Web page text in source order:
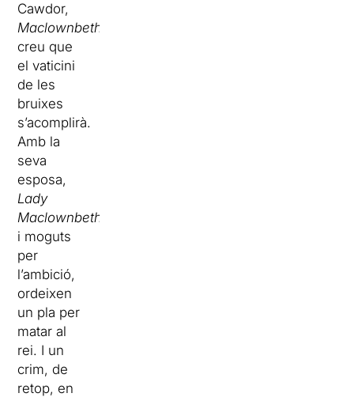
Cawdor,
Maclownbeth
creu que
el vaticini
de les
bruixes
s’acomplirà.
Amb la
seva
esposa,
Lady
Maclownbeth
i moguts
per
l’ambició,
ordeixen
un pla per
matar al
rei. I un
crim, de
retop, en